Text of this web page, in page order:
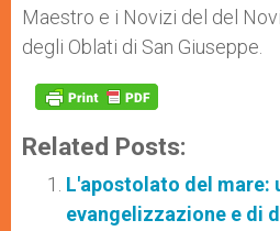
Maestro e i Novizi del del
degli Oblati di San Giuseppe.
Related Posts:
L'apostolato del mare:
evangelizzazione e di